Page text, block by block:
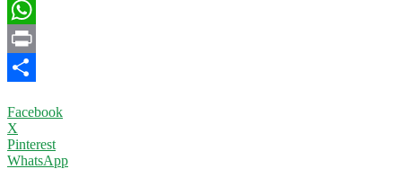
Twitter
WhatsApp
Print
Facebook
X
Pinterest
WhatsApp